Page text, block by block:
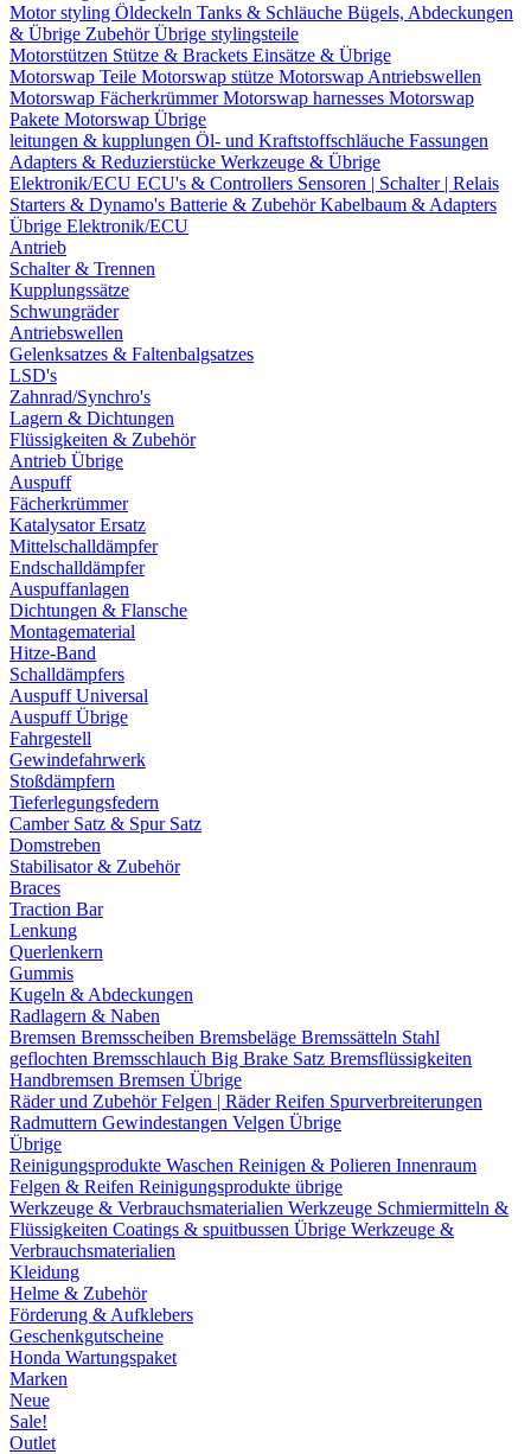
Motor styling Öldeckeln Tanks & Schläuche Bügels, Abdeckungen
& Übrige ZubehörÜbrige stylingsteile
Motorstützen Stütze & Brackets Einsätze & Übrige
Motorswap Teile Motorswap stütze Motorswap Antriebswellen
Motorswap FächerkrümmerMotorswap harnesses Motorswap
Pakete Motorswap Übrige
leitungen & kupplungen Öl- und Kraftstoffschläuche Fassungen
Adapters & Reduzierstücke Werkzeuge & Übrige
Elektronik/ECU ECU's & Controllers Sensoren | Schalter | Relais
Starters & Dynamo's Batterie & ZubehörKabelbaum & Adapters
Übrige Elektronik/ECU
Antrieb
Schalter & Trennen
Kupplungssätze
Schwungräder
Antriebswellen
Gelenksatzes & Faltenbalgsatzes
LSD's
Zahnrad/Synchro's
Lagern & Dichtungen
Flüssigkeiten & Zubehör
Antrieb Übrige
Auspuff
Fächerkrümmer
Katalysator Ersatz
Mittelschalldämpfer
Endschalldämpfer
Auspuffanlagen
Dichtungen & Flansche
Montagematerial
Hitze-Band
Schalldämpfers
Auspuff Universal
Auspuff Übrige
Fahrgestell
Gewindefahrwerk
Stoßdämpfern
Tieferlegungsfedern
Camber Satz & Spur Satz
Domstreben
Stabilisator & Zubehör
Braces
Traction Bar
Lenkung
Querlenkern
Gummis
Kugeln & Abdeckungen
Radlagern & Naben
Bremsen Bremsscheiben Bremsbeläge Bremssätteln Stahl
geflochten Bremsschlauch Big Brake Satz Bremsflüssigkeiten
Handbremsen Bremsen Übrige
Räder und ZubehörFelgen | RäderReifen Spurverbreiterungen
Radmuttern Gewindestangen Velgen Übrige
Übrige
Reinigungsprodukte Waschen Reinigen & Polieren Innenraum
Felgen & Reifen Reinigungsprodukte übrige
Werkzeuge & Verbrauchsmaterialien Werkzeuge Schmiermitteln &
Flüssigkeiten Coatings & spuitbussen Übrige Werkzeuge &
Verbrauchsmaterialien
Kleidung
Helme & Zubehör
Förderung & Aufklebers
Geschenkgutscheine
Honda Wartungspaket
Marken
Neue
Sale!
Outlet